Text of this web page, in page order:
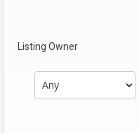
Listing Owner